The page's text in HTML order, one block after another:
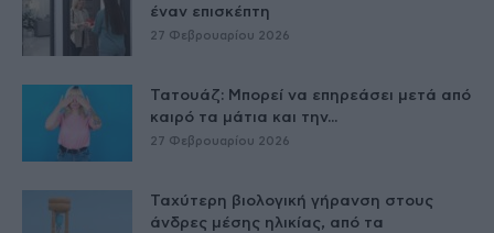
έναν επισκέπτη
27 Φεβρουαρίου 2026
Τατουάζ: Μπορεί να επηρεάσει μετά από
καιρό τα μάτια και την...
27 Φεβρουαρίου 2026
Ταχύτερη βιολογική γήρανση στους
άνδρες μέσης ηλικίας, από τα